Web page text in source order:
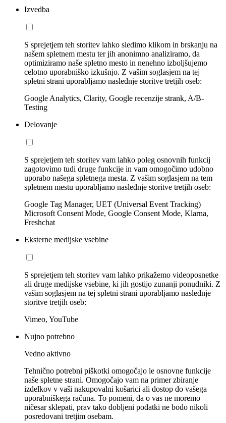
Izvedba
S sprejetjem teh storitev lahko sledimo klikom in brskanju na
našem spletnem mestu ter jih anonimno analiziramo, da
optimiziramo naše spletno mesto in nenehno izboljšujemo
celotno uporabniško izkušnjo. Z vašim soglasjem na tej
spletni strani uporabljamo naslednje storitve tretjih oseb:
Google Analytics, Clarity, Google recenzije strank, A/B-
Testing
Delovanje
S sprejetjem teh storitev vam lahko poleg osnovnih funkcij
zagotovimo tudi druge funkcije in vam omogočimo udobno
uporabo našega spletnega mesta. Z vašim soglasjem na tem
spletnem mestu uporabljamo naslednje storitve tretjih oseb:
Google Tag Manager, UET (Universal Event Tracking)
Microsoft Consent Mode, Google Consent Mode, Klarna,
Freshchat
Eksterne medijske vsebine
S sprejetjem teh storitev vam lahko prikažemo videoposnetke
ali druge medijske vsebine, ki jih gostijo zunanji ponudniki. Z
vašim soglasjem na tej spletni strani uporabljamo naslednje
storitve tretjih oseb:
Vimeo, YouTube
Nujno potrebno
Vedno aktivno
Tehnično potrebni piškotki omogočajo le osnovne funkcije
naše spletne strani. Omogočajo vam na primer zbiranje
izdelkov v vaši nakupovalni košarici ali dostop do vašega
uporabniškega računa. To pomeni, da o vas ne moremo
ničesar sklepati, prav tako dobljeni podatki ne bodo nikoli
posredovani tretjim osebam.